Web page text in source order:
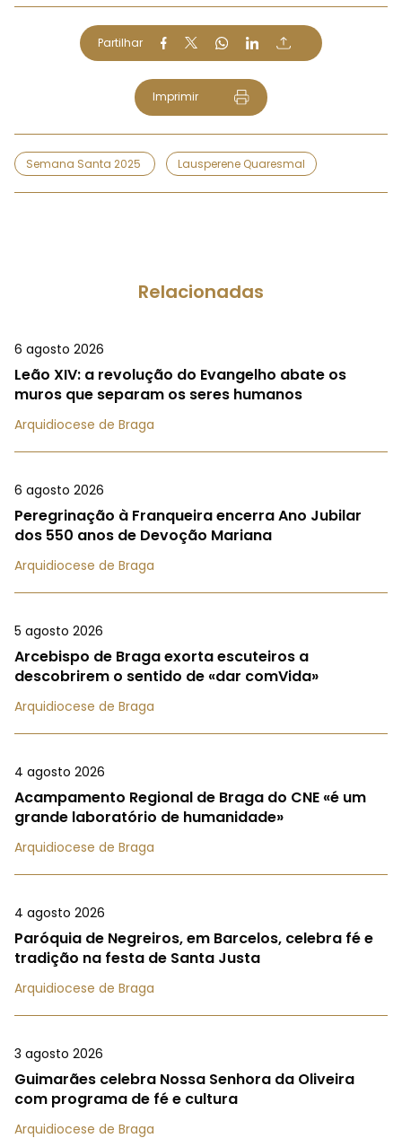
Partilhar
Imprimir
Semana Santa 2025 Lausperene Quaresmal
Relacionadas
6 agosto 2026
Leão XIV: a revolução do Evangelho abate os
muros que separam os seres humanos
Arquidiocese de Braga
6 agosto 2026
Peregrinação à Franqueira encerra Ano Jubilar
dos 550 anos de Devoção Mariana
Arquidiocese de Braga
5 agosto 2026
Arcebispo de Braga exorta escuteiros a
descobrirem o sentido de «dar comVida»
Arquidiocese de Braga
4 agosto 2026
Acampamento Regional de Braga do CNE «é um
grande laboratório de humanidade»
Arquidiocese de Braga
4 agosto 2026
Paróquia de Negreiros, em Barcelos, celebra fé e
tradição na festa de Santa Justa
Arquidiocese de Braga
3 agosto 2026
Guimarães celebra Nossa Senhora da Oliveira
com programa de fé e cultura
Arquidiocese de Braga